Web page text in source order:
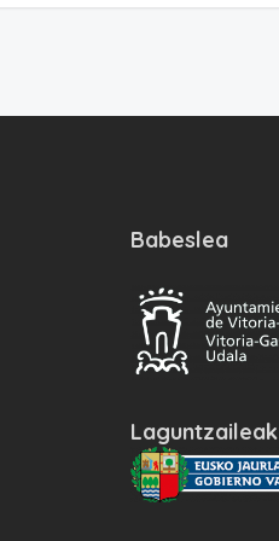
Babeslea
Laguntzaileak